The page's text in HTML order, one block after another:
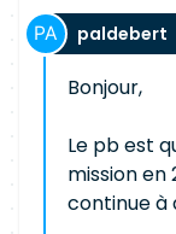
paldebert
Bonjour,
Le pb est
mission
continue à